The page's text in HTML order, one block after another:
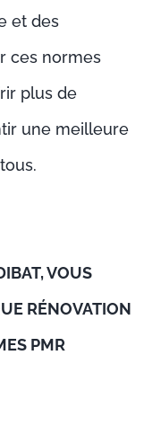
et des
ces normes
plus de
une meilleure
VOUS
RÉNOVATION
PMR